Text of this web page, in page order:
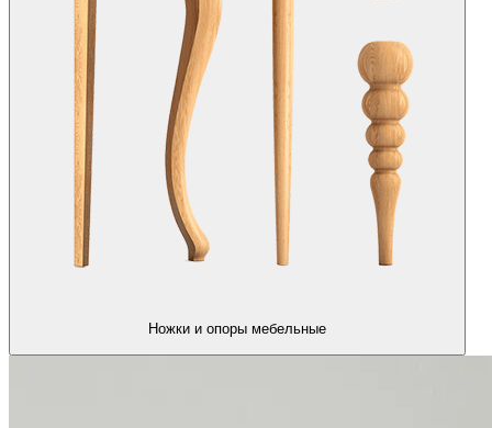
Ножки и опоры мебельные